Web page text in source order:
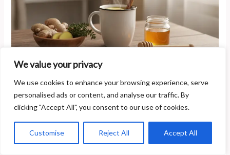
We value your privacy
We use cookies to enhance your browsing experience, serve
personalised ads or content, and analyse our traffic. By
clicking "Accept All", you consent to our use of cookies.
Customise Reject All Accept All
Comment calmer naturellement une toux sèche rapidement ?